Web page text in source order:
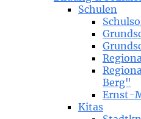
Schulen
Berg"
Ernst-
Kitas